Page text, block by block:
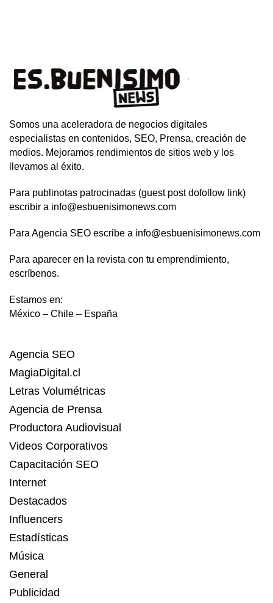
Somos una aceleradora de negocios digitales
especialistas en contenidos, SEO, Prensa, creación de
medios. Mejoramos rendimientos de sitios web y los
llevamos al éxito.
Para publinotas patrocinadas (guest post dofollow link)
escribir a info@esbuenisimonews.com
Para Agencia SEO escribe a info@esbuenisimonews.com
Para aparecer en la revista con tu emprendimiento,
escríbenos.
Estamos en:
México – Chile – España
Agencia SEO
MagiaDigital.cl
Letras Volumétricas
Agencia de Prensa
Productora Audiovisual
Videos Corporativos
Capacitación SEO
Internet
Destacados
Influencers
Estadísticas
Música
General
Publicidad